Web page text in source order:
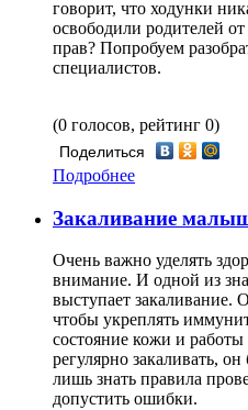
говорит, что ходунки
освободили родителей
прав? Попробуем
специалистов.
(0 голосов, рейтинг 0)
Поделиться
Подробнее
Закаливание
Очень важно уделять
внимание. И одной из
выступает закаливание.
чтобы укреплять
состояние кожи и
регулярно закаливать,
лишь знать правила
допустить ошибки.